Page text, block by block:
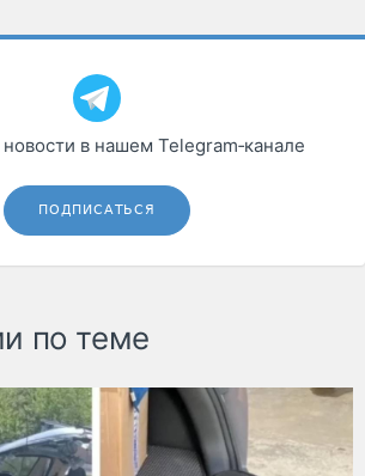
в нашем Telegram‑канале
ПОДПИСАТЬСЯ
по теме